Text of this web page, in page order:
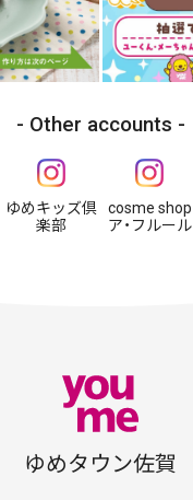
Other accounts
ゆめキッズ倶
楽部
cosme shop
ア・フルール
ゆめタウン佐賀